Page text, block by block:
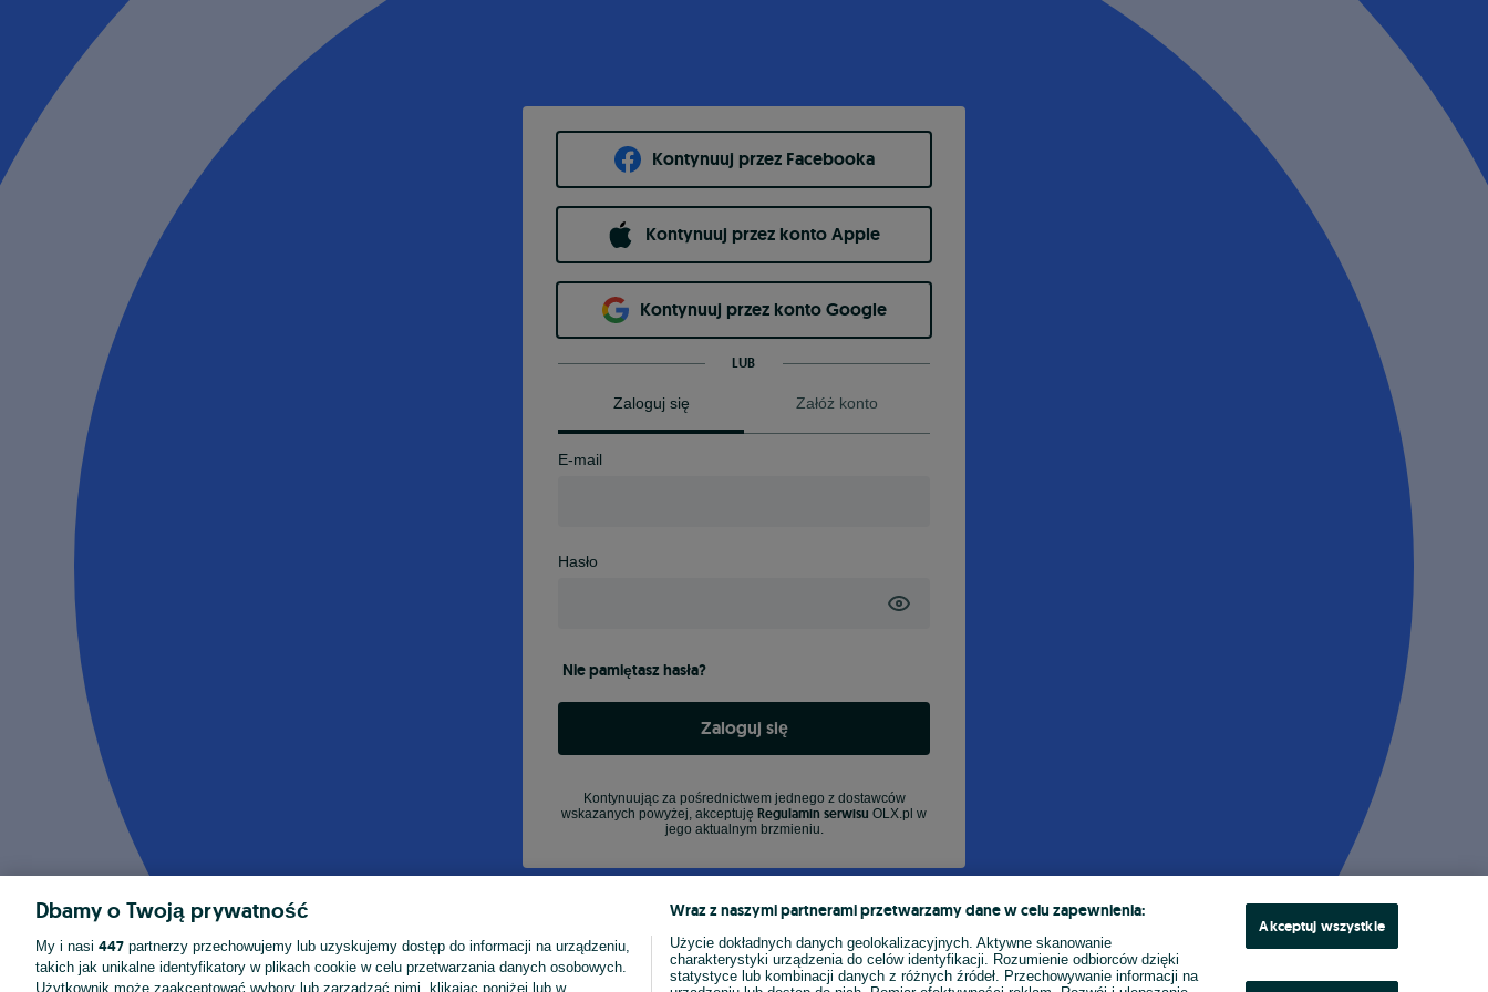
Kontynuuj przez Facebooka
Kontynuuj przez konto Apple
Kontynuuj przez konto Google
LUB
Zaloguj się Załóż konto
E-mail
Hasło
Nie pamiętasz hasła?
Zaloguj się
Kontynuując za pośrednictwem jednego z dostawców
wskazanych powyżej, akceptuję Regulamin serwisu OLX.pl w
jego aktualnym brzmieniu.
Dbamy o Twoją prywatność
My i nasi 447 partnerzy przechowujemy lub uzyskujemy dostęp do informacji na urządzeniu,
takich jak unikalne identyfikatory w plikach cookie w celu przetwarzania danych osobowych.
Użytkownik może zaakceptować wybory lub zarządzać nimi, klikając poniżej lub w
Wraz z naszymi partnerami przetwarzamy dane w celu zapewnienia:
Użycie dokładnych danych geolokalizacyjnych. Aktywne skanowanie
charakterystyki urządzenia do celów identyfikacji. Rozumienie odbiorców dzięki
statystyce lub kombinacji danych z różnych źródeł. Przechowywanie informacji na
Akceptuj wszystkie